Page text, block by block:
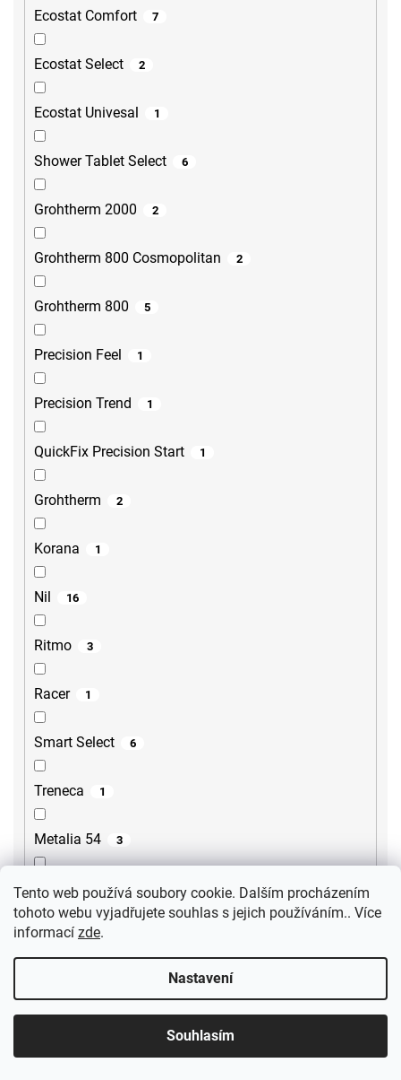
Tento web používá soubory cookie. Dalším procházením
tohoto webu vyjadřujete souhlas s jejich používáním.. Více
informací zde.
Nastavení
Souhlasím
Ecostat Comfort 7
Ecostat Select 2
Ecostat Univesal 1
Shower Tablet Select 6
Grohtherm 2000 2
Grohtherm 800 Cosmopolitan 2
Grohtherm 800 5
Precision Feel 1
Precision Trend 1
QuickFix Precision Start 1
Grohtherm 2
Korana 1
Nil 16
Ritmo 3
Racer 1
Smart Select 6
Treneca 1
Metalia 54 3
Tursi 10
Cubemix